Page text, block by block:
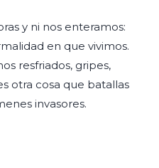
y ni nos enteramos:
en que vivimos.
resfriados, gripes,
otra cosa que batallas
invasores.